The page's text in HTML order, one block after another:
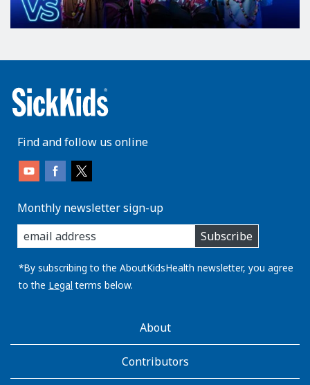
Find and follow us online
Monthly newsletter sign-up
enter
you
email
address:
Subscribe
*By subscribing to the AboutKidsHealth newsletter, you agree
to the Legal terms below.
AboutKidsHealthAbout
Contributors